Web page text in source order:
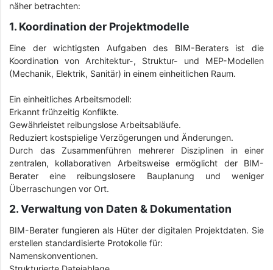
näher betrachten:
1. Koordination der Projektmodelle
Eine der wichtigsten Aufgaben des BIM-Beraters ist die
Koordination von Architektur-, Struktur- und MEP-Modellen
(Mechanik, Elektrik, Sanitär) in einem einheitlichen Raum.
Ein einheitliches Arbeitsmodell:
Erkannt frühzeitig Konflikte.
Gewährleistet reibungslose Arbeitsabläufe.
Reduziert kostspielige Verzögerungen und Änderungen.
Durch das Zusammenführen mehrerer Disziplinen in einer
zentralen, kollaborativen Arbeitsweise ermöglicht der BIM-
Berater eine reibungslosere Bauplanung und weniger
Überraschungen vor Ort.
2. Verwaltung von Daten & Dokumentation
BIM-Berater fungieren als Hüter der digitalen Projektdaten. Sie
erstellen standardisierte Protokolle für:
Namenskonventionen.